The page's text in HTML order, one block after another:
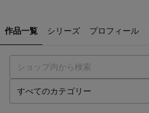
作品一覧 シリーズ プロフィール